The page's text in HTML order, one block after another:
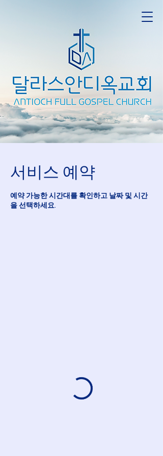
서비스 예약
예약 가능한 시간대를 확인하고 날짜 및 시간
을 선택하세요.